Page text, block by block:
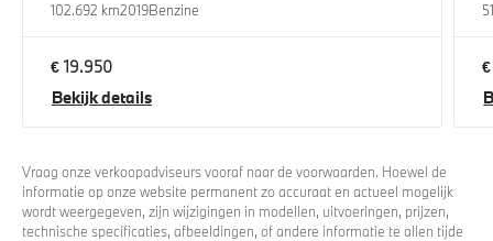
102.692 km2019Benzine
€ 19.950
Bekijk details
Vraag onze verkoopadviseurs vooraf naar de voorwaarden. Hoewel de
informatie op onze website permanent zo accuraat en actueel mogelijk
wordt weergegeven, zijn wijzigingen in modellen, uitvoeringen, prijzen,
technische specificaties, afbeeldingen, of andere informatie te allen tijde